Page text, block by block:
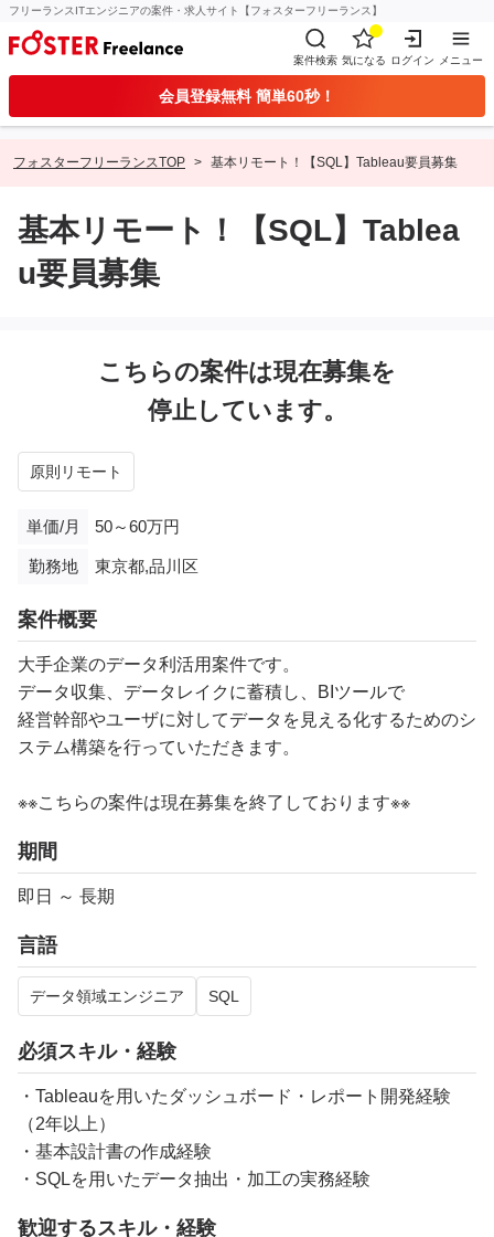
フリーランスITエンジニアの案件・求人サイト【フォスターフリーランス】
案件検索 気になる ログイン メニュー
会員登録無料 簡単60秒！
フォスターフリーランスTOP 基本リモート！【SQL】Tableau要員募集
基本リモート！【SQL】Tablea
u要員募集
こちらの案件は現在募集を
停止しています。
原則リモート
単価/月 50～60万円
勤務地 東京都,品川区
案件概要
大手企業のデータ利活用案件です。
データ収集、データレイクに蓄積し、BIツールで
経営幹部やユーザに対してデータを見える化するためのシ
ステム構築を行っていただきます。
※※こちらの案件は現在募集を終了しております※※
期間
即日 ～ 長期
言語
データ領域エンジニア SQL
必須スキル・経験
・Tableauを用いたダッシュボード・レポート開発経験
（2年以上）
・基本設計書の作成経験
・SQLを用いたデータ抽出・加工の実務経験
歓迎するスキル・経験